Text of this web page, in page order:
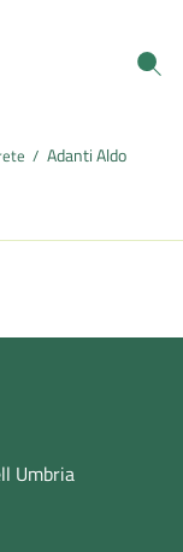
/ Adanti Aldo
Umbria